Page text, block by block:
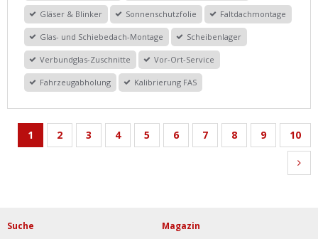
Gläser & Blinker Sonnenschutzfolie Faltdachmontage
Glas- und Schiebedach-Montage Scheibenlager
Verbundglas-Zuschnitte Vor-Ort-Service
Fahrzeugabholung Kalibrierung FAS
1 2 3 4 5 6 7 8 9 10
Suche Magazin